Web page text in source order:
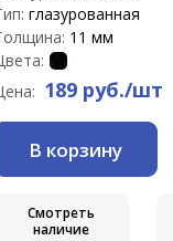
глазурованная
11 мм
189 руб./шт
В корзину
Смотреть
наличие